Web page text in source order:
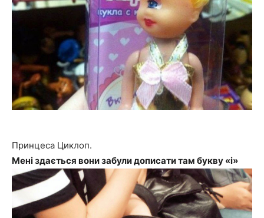
Принцеса Циклоп.
Мені здається вони забули дописати там букву «і»